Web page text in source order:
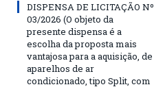
DISPENSA DE LICITAÇÃO Nº
03/2026 (O objeto da
presente dispensa é a
escolha da proposta mais
vantajosa para a aquisição, de
aparelhos de ar
condicionado, tipo Split, com